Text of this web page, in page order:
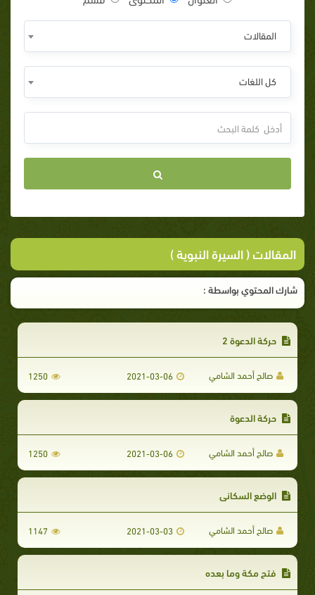
المقالات
كل اللغات
المقالات ( السيرة النبوية )
شارك المحتوي بواسطة :
حركة الدعوة 2
صالح أحمد الشامي 2021-03-06
1250
حركة الدعوة
صالح أحمد الشامي 2021-03-06
1250
الوضع السكاني
صالح أحمد الشامي 2021-03-03
1147
فتح مكة وما بعده